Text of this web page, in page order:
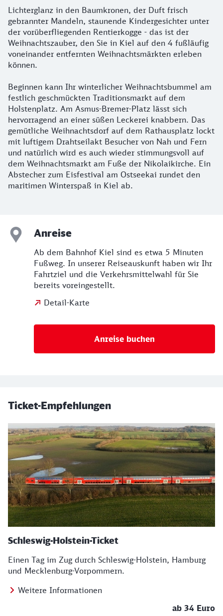
Lichterglanz in den Baumkronen, der Duft frisch
gebrannter Mandeln, staunende Kindergesichter unter
der vorüberfliegenden Rentierkogge - das ist der
Weihnachtszauber, den Sie in Kiel auf den 4 fußläufig
voneinander entfernten Weihnachtsmärkten erleben
können.
Beginnen kann Ihr winterlicher Weihnachtsbummel am
festlich geschmückten Traditionsmarkt auf dem
Holstenplatz. Am Asmus-Bremer-Platz lässt sich
hervorragend an einer süßen Leckerei knabbern. Das
gemütliche Weihnachtsdorf auf dem Rathausplatz lockt
mit luftigem Drahtseilakt Besucher von Nah und Fern
und natürlich wird es auch wieder stimmungsvoll auf
dem Weihnachtsmarkt am Fuße der Nikolaikirche. Ein
Abstecher zum Eisfestival am Ostseekai rundet den
maritimen Winterspaß in Kiel ab.
Anreise
Ab dem Bahnhof Kiel sind es etwa 5 Minuten
Fußweg. In unserer Reiseauskunft haben wir Ihr
Fahrtziel und die Verkehrsmittelwahl für Sie
bereits voreingestellt.
Detail-Karte
Anreise buchen
Ticket-Empfehlungen
Schleswig-Holstein-Ticket
Einen Tag im Zug durch Schleswig-Holstein, Hamburg
und Mecklenburg-Vorpommern.
Weitere Informationen
ab 34 Euro